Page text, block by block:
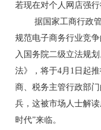
若现在对个人网店强
据国家工商行政管
规范电子商务行业竞
入国务院二级立法规
法》，将于4月1日起
商、税务主管行政部
兵，这被市场人士解
时代”来临。